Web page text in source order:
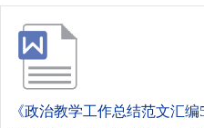
《政治教学工作总结范文汇编5